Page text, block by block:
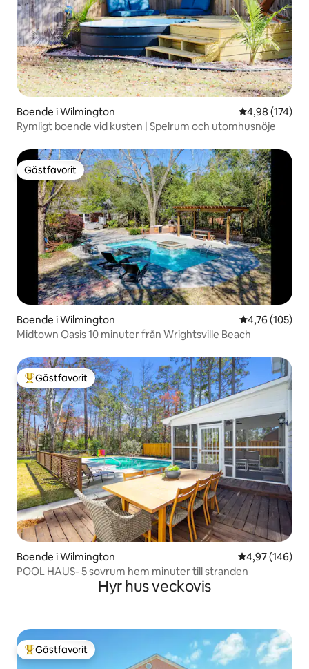
Boende i Wilmington 4,98 av 5 i
4,98 (174)
Rymligt boende vid kusten | Spelrum och utomhusnöje
Gästfavorit
Gästfavorit
Boende i Wilmington 4,76 av 5 i
4,76 (105)
Midtown Oasis 10 minuter från Wrightsville Beach
Populär gästfavorit
Gästfavorit
Boende i Wilmington 4,97 av 5 i
4,97 (146)
POOL HAUS- 5 sovrum hem minuter till stranden
Hyr hus veckovis
Populär gästfavorit
Gästfavorit